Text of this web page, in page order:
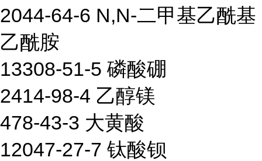
2044-64-6 N,N-二甲基乙酰基
乙酰胺
13308-51-5 磷酸硼
2414-98-4 乙醇镁
478-43-3 大黄酸
12047-27-7 钛酸钡